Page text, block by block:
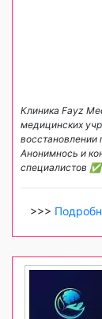
Клиника Fayz
медицинских
Анонимноcь и
специалистов
>>>